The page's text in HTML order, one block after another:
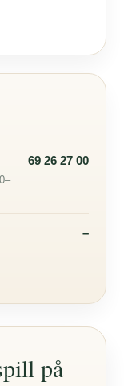
69 26 27 00
–
på